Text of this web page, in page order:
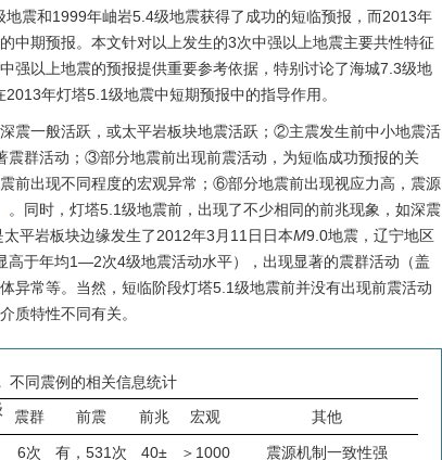
震和1999年岫岩5.4级地震获得了成功的短临预报，而2013年
中期预报。本文针对以上发生的3次中强以上地震主要共性特征
强以上地震的预报提供重要参考依据，特别讨论了海城7.3级地
年灯塔5.1级地震中短期预报中的指导作用。
震一般活跃，或太平岩板块地震活跃；②主震发生前中小地震活
震群活动；③部分地震前出现前震活动，为短临成功预报的关
出现不同程度的宏观异常；⑥部分地震前出现视应力高，震源
。同时，灯塔5.1级地震前，出现了不少相同的前兆现象，如深震
平岩板块边缘发生了2012年3月11日日本M9.0地震，辽宁地区
高于年均1—2次4级地震活动水平），出现显著的震群活动（盖
异常等。当然，短临阶段灯塔5.1级地震前并没有出现前震活动
质特性不同有关。
不同震例的相关信息统计
震群 前震 前兆 宏观
其他
6次 有，531次 40± ＞1000 震源机制一致性强